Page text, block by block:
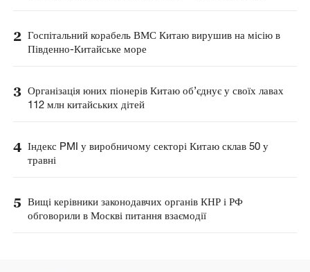
2 Госпітальний корабель ВМС Китаю вирушив на місію в
Південно-Китайське море
3 Організація юних піонерів Китаю об’єднує у своїх лавах
112 млн китайських дітей
4 Індекс PMI у виробничому секторі Китаю склав 50 у
травні
5 Вищі керівники законодавчих органів КНР і РФ
обговорили в Москві питання взаємодії